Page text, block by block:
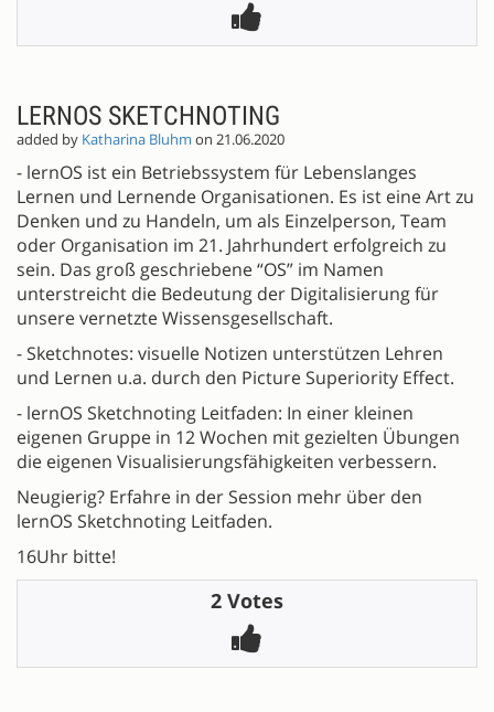
LERNOS SKETCHNOTING
added by Katharina Bluhm on 21.06.2020
- lernOS ist ein Betriebssystem für Lebenslanges
Lernen und Lernende Organisationen. Es ist eine Art zu
Denken und zu Handeln, um als Einzelperson, Team
oder Organisation im 21. Jahrhundert erfolgreich zu
sein. Das groß geschriebene “OS” im Namen
unterstreicht die Bedeutung der Digitalisierung für
unsere vernetzte Wissensgesellschaft.
- Sketchnotes: visuelle Notizen unterstützen Lehren
und Lernen u.a. durch den Picture Superiority Effect.
- lernOS Sketchnoting Leitfaden: In einer kleinen
eigenen Gruppe in 12 Wochen mit gezielten Übungen
die eigenen Visualisierungsfähigkeiten verbessern.
Neugierig? Erfahre in der Session mehr über den
lernOS Sketchnoting Leitfaden.
16Uhr bitte!
2 Votes